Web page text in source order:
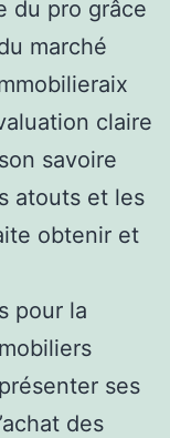
du pro grâce
marché
claire
savoire
atouts et les
obtenir et
pour la
ses
des